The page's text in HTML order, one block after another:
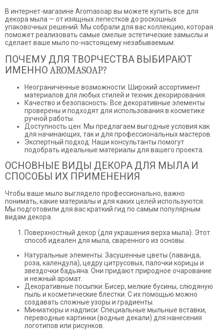
В интернет-магазине Aromasoap вы можете купить все для
декора мыла — от изящных лепестков до роскошных
упаковочных решений. Мы собрали для вас коллекцию, которая
поможет реализовать самые смелые эстетические замыслы и
сделает ваше мыло по-настоящему незабываемым.
ПОЧЕМУ ДЛЯ ТВОРЧЕСТВА ВЫБИРАЮТ
ИМЕННО AROMASOAP?
Неограниченные возможности: Широкий ассортимент
материалов для любых стилей и техник декорирования.
Качество и безопасность: Все декоративные элементы
проверены и подходят для использования в косметике
ручной работы.
Доступность цен: Мы предлагаем выгодные условия как
для начинающих, так и для профессиональных мастеров.
Экспертный подход: Наши консультанты помогут
подобрать идеальные материалы для вашего проекта.
ОСНОВНЫЕ ВИДЫ ДЕКОРА ДЛЯ МЫЛА И
СПОСОБЫ ИХ ПРИМЕНЕНИЯ
Чтобы ваше мыло выглядело профессионально, важно
понимать, какие материалы и для каких целей используются.
Мы подготовили для вас краткий гид по самым популярным
видам декора.
Поверхностный декор (для украшения верха мыла). Этот
способ идеален для мыла, сваренного из основы.
Натуральные элементы: Засушенные цветы (лаванда,
роза, календула), цедру цитрусовых, палочки корицы и
звездочки бадьяна. Они придают природное очарование
и нежный аромат.
Декоративные посыпки: Бисер, мелкие бусины, слюдяную
пыль и косметические блестки. С их помощью можно
создавать сложные узоры и градиенты.
Миниатюры и надписи: Специальные мыльные вставки,
переводные картинки (водные декали) для нанесения
логотипов или рисунков.